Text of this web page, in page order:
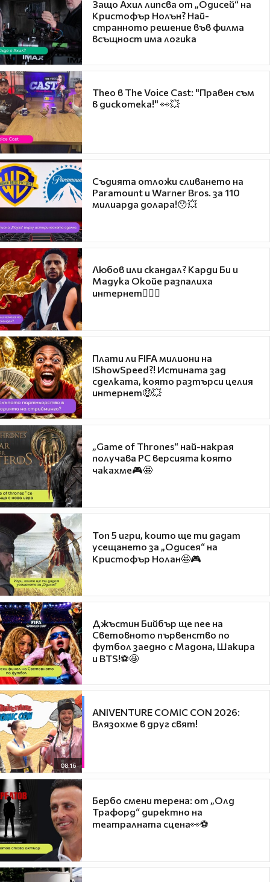
Защо Ахил липсва от „Одисей“ на
Кристофър Нолън? Най-
странното решение във филма
всъщност има логика
Theo в The Voice Cast: "Правен съм
в дискотека!" 👀💥
Съдията отложи сливането на
Paramount и Warner Bros. за 110
милиарда долара!😯💥
Любов или скандал? Карди Би и
Мадука Окойе разпалиха
интернет❤️‍🔥🔥
Плати ли FIFA милиони на
IShowSpeed?! Истината зад
сделката, която разтърси целия
интернет🤑💥
„Game of Thrones“ най-накрая
получава PC версията която
чакахме🎮🤩
Топ 5 игри, които ще ти дадат
усещането за „Одисея“ на
Кристофър Нолан🤩🎮
Джъстин Бийбър ще пее на
Световното първенство по
футбол заедно с Мадона, Шакира
и BTS!⚽🤩
08:16
ANIVENTURE COMIC CON 2026:
Влязохме в друг свят!
Бербо смени терена: от „Олд
Трафорд“ директно на
театралната сцена👀⚽